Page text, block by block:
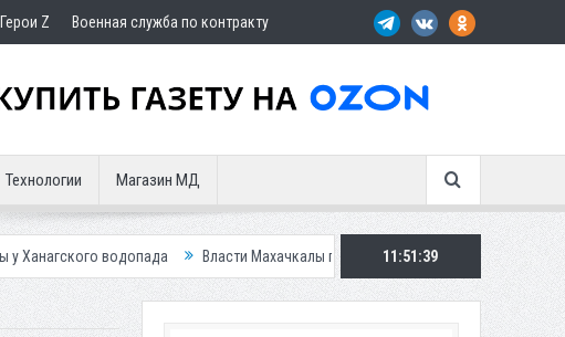
Герои Z Военная служба по контракту
Технологии Магазин МД
Власти Махачкалы планирует внедрить новую систему для улучшения
11:51:40